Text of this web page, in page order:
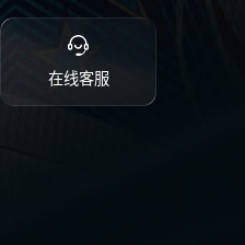
在线客服